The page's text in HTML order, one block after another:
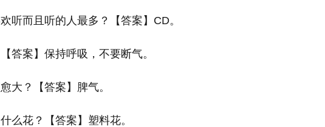
听而且听的人最多？【答案】CD。
答案】保持呼吸，不要断气。
大？【答案】脾气。
么花？【答案】塑料花。